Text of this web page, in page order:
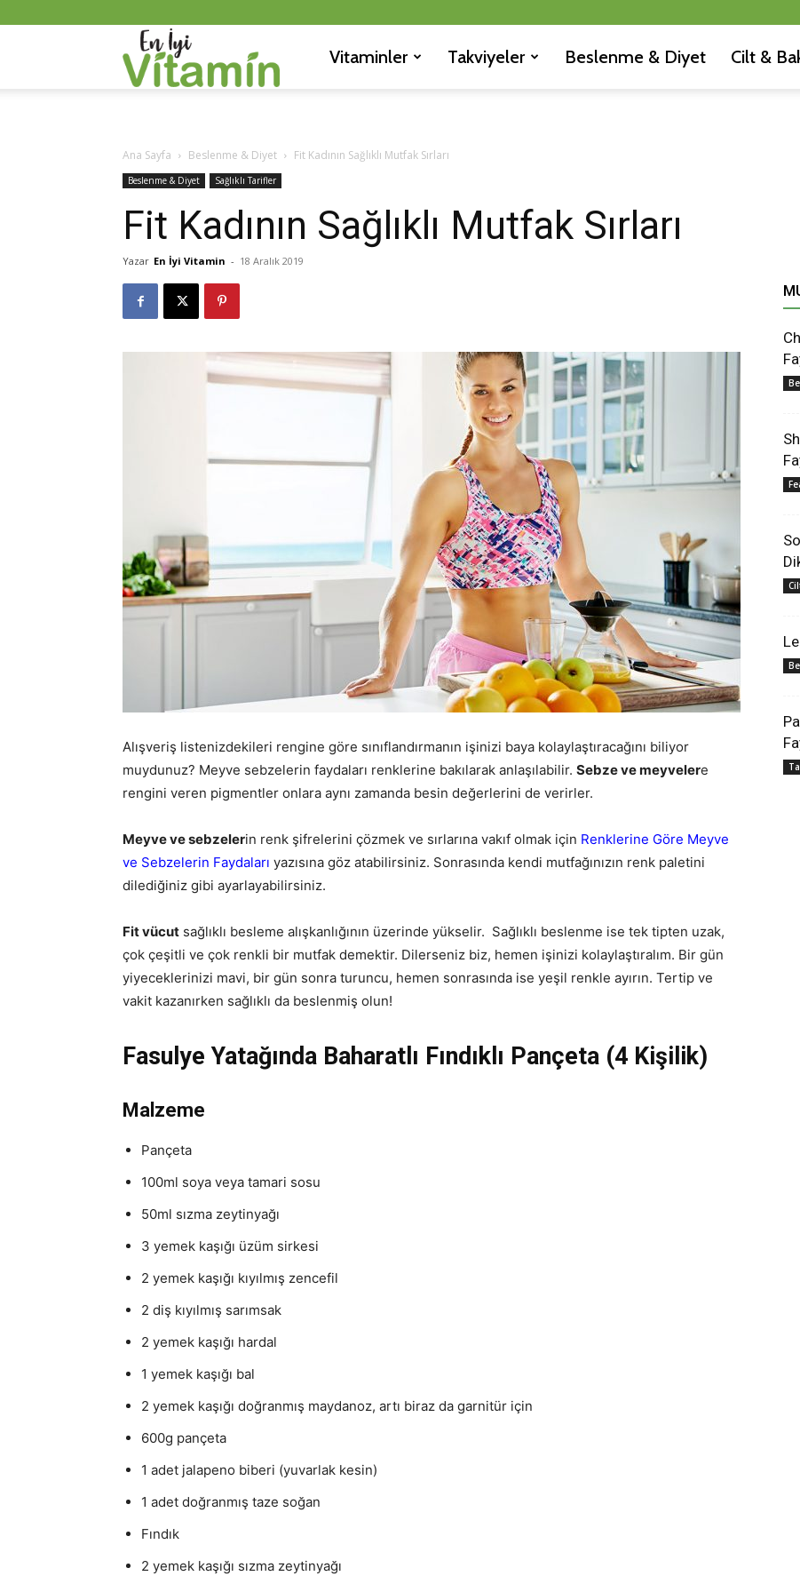
Vitaminler Takviyeler Beslenme & Diyet Cilt &
Ana Sayfa Beslenme & Diyet Fit Kadının Sağlıklı Mutfak Sırları
Beslenme & Diyet Sağlıklı Tarifler
Fit Kadının Sağlıklı Mutfak Sırları
Yazar En İyi Vitamin - 18 Aralık 2019
Alışveriş listenizdekileri rengine göre sınıflandırmanın işinizi baya kolaylaştıracağını biliyor
muydunuz? Meyve sebzelerin faydaları renklerine bakılarak anlaşılabilir. Sebze ve meyvelere
rengini veren pigmentler onlara aynı zamanda besin değerlerini de verirler.
Meyve ve sebzelerin renk şifrelerini çözmek ve sırlarına vakıf olmak için Renklerine Göre Meyve
ve Sebzelerin Faydaları yazısına göz atabilirsiniz. Sonrasında kendi mutfağınızın renk paletini
dilediğiniz gibi ayarlayabilirsiniz.
Fit vücut sağlıklı besleme alışkanlığının üzerinde yükselir. Sağlıklı beslenme ise tek tipten uzak,
çok çeşitli ve çok renkli bir mutfak demektir. Dilerseniz biz, hemen işinizi kolaylaştıralım. Bir gün
yiyeceklerinizi mavi, bir gün sonra turuncu, hemen sonrasında ise yeşil renkle ayırın. Tertip ve
vakit kazanırken sağlıklı da beslenmiş olun!
Fasulye Yatağında Baharatlı Fındıklı Pançeta (4 Kişilik)
Malzeme
Pançeta
100ml soya veya tamari sosu
50ml sızma zeytinyağı
3 yemek kaşığı üzüm sirkesi
2 yemek kaşığı kıyılmış zencefil
2 diş kıyılmış sarımsak
2 yemek kaşığı hardal
1 yemek kaşığı bal
2 yemek kaşığı doğranmış maydanoz, artı biraz da garnitür için
600g pançeta
1 adet jalapeno biberi (yuvarlak kesin)
1 adet doğranmış taze soğan
Fındık
2 yemek kaşığı sızma zeytinyağı